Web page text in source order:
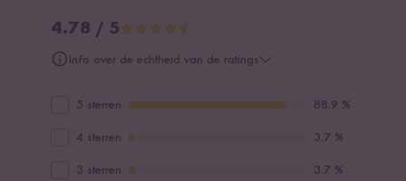
4.78 / 5
Info over de echtheid van de ratings
5 sterren 88.9 %
4 sterren 3.7 %
3 sterren 3.7 %